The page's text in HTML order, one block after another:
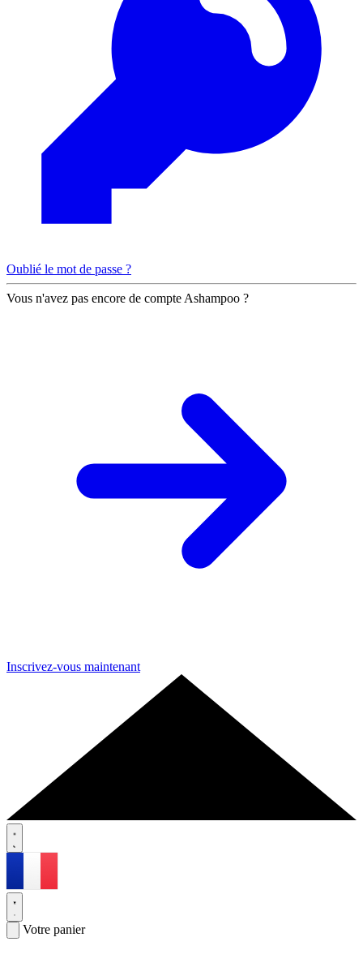
Oublié le mot de passe ?
Vous n'avez pas encore de compte Ashampoo ?
Inscrivez-vous maintenant
Votre panier